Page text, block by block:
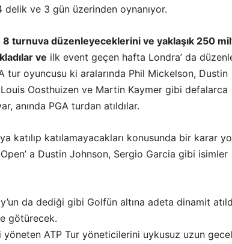
delik ve 3 gün üzerinden oynanıyor.
turnuva düzenleyeceklerini ve yaklaşık 250
ve ilk event geçen hafta Londra’ da
tur oyuncusu ki aralarında Phil Mickelson, Dustin
Oosthuizen ve Martin Kaymer gibi defalarca
anında PGA turdan atıldılar.
katılıp katılamayacakları konusunda bir karar
a Dustin Johnson, Sergio Garcia gibi isimler
da dediği gibi Golfün altına adeta dinamit
götürecek.
yöneten ATP Tur yöneticilerini uykusuz uzun